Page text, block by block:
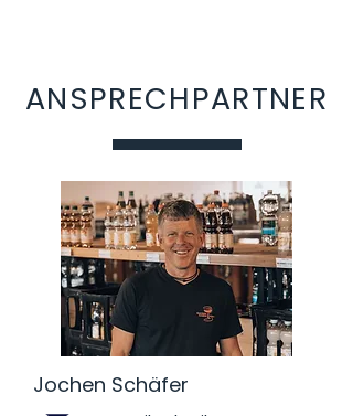
ANSPRECHPARTNER
Jochen Schäfer